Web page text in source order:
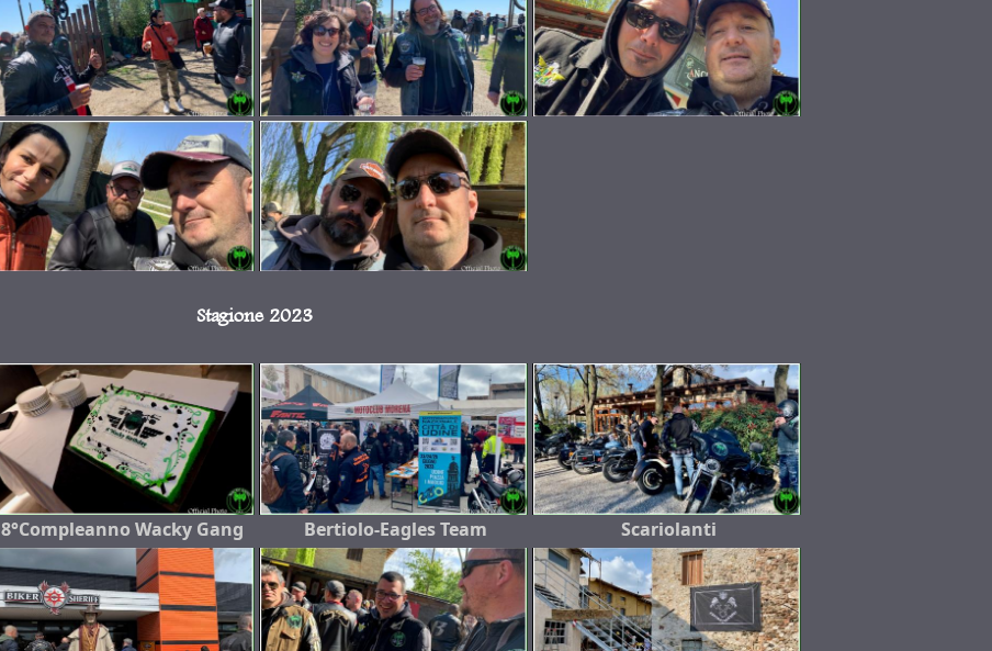
Stagione 2023
8°Compleanno Wacky Gang Bertiolo-Eagles Team Scariolanti